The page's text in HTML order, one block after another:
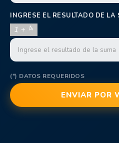
INGRESE EL RESULTADO DE
(*) DATOS REQUERIDOS